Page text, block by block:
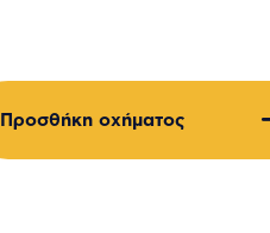
Προσθήκη οχήματος